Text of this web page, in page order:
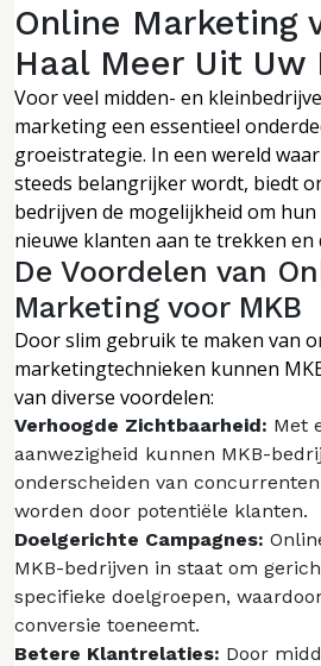
Online Marketing
Haal Meer Uit Uw
Voor veel midden- en
marketing een essentieel
groeistrategie. In een wereld
steeds belangrijker wordt, biedt
bedrijven de mogelijkheid om
nieuwe klanten aan te trekken en
De Voordelen van
Marketing voor MKB
Door slim gebruik te maken van
marketingtechnieken kunnen
van diverse voordelen:
Verhoogde Zichtbaarheid: Met
aanwezigheid kunnen MKB-
onderscheiden van
worden door potentiële klanten.
Doelgerichte Campagnes:
MKB-bedrijven in staat om
specifieke doelgroepen,
conversie toeneemt.
Betere Klantrelaties: Door